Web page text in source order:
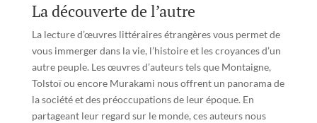
La découverte de l’autre
La lecture d’œuvres littéraires étrangères vous permet de
vous immerger dans la vie, l’histoire et les croyances d’un
autre peuple. Les œuvres d’auteurs tels que Montaigne,
Tolstoï ou encore Murakami nous offrent un panorama de
la société et des préoccupations de leur époque. En
partageant leur regard sur le monde, ces auteurs nous